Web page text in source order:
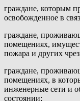
граждане, которым
освобожденное в
граждане,
помещениях,
пожара и других
граждане,
помещениях, в
инженерные сети и
состоянии;